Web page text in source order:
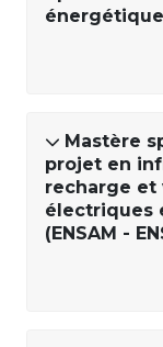
Mastère
projet en
recharge et
électriques
(ENSAM -